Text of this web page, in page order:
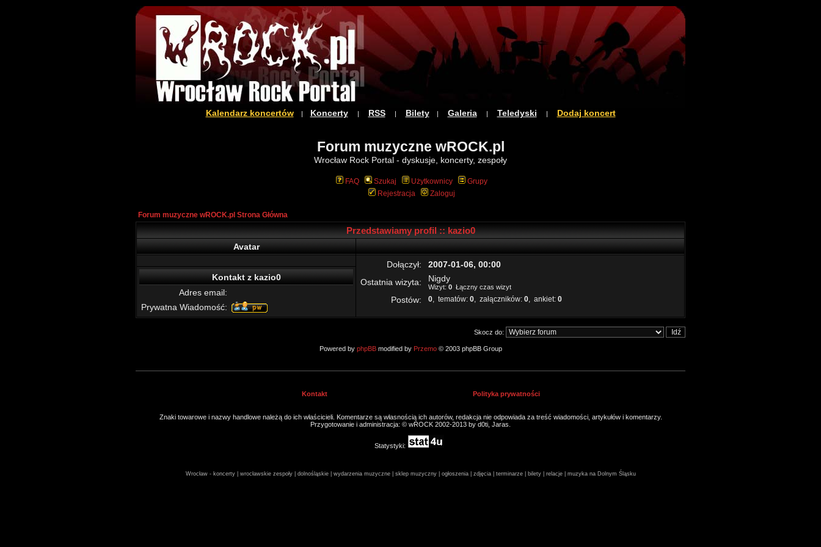
Kalendarz koncertów| Koncerty| RSS| Bilety| Galeria| Teledyski | Dodaj koncert
Forum muzyczne wROCK.pl
Wrocław Rock Portal - dyskusje, koncerty, zespoły
FAQ Szukaj Użytkownicy
Grupy
Rejestracja
Zaloguj
Forum muzyczne wROCK.pl Strona Główna
Przedstawiamy profil :: kazio0
Avatar
Dołączył:
2007-01-06, 00:00
Ostatnia wizyta:
Nigdy
Wizyt: 0 Łączny czas wizyt
Postów: 0, tematów: 0, załączników: 0, ankiet: 0
Kontakt z kazio0
Adres email:
Prywatna Wiadomość:
Skocz do:
Powered by phpBBmodified by Przemo© 2003 phpBB Group
Kontakt Polityka prywatności
Znaki towarowe i nazwy handlowe należą do ich właścicieli. Komentarze są własnością ich autorów, redakcja nie odpowiada za treść wiadomości, artykułów i komentarzy.
Przygotowanie i administracja: © wROCK 2002-2013 by d0ti, Jaras.
Statystyki:
Wrocław - koncerty | wrocławskie zespoły | dolnośląskie | wydarzenia muzyczne | sklep muzyczny | ogłoszenia | zdjęcia | terminarze | bilety | relacje | muzyka na Dolnym Śląsku